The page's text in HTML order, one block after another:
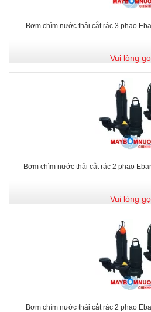
Bơm chìm nước thải cắt rác 3 phao
Vui lòng
Bơm chìm nước thải cắt rác 2 phao
Vui lòng
Bơm chìm nước thải cắt rác 2 phao